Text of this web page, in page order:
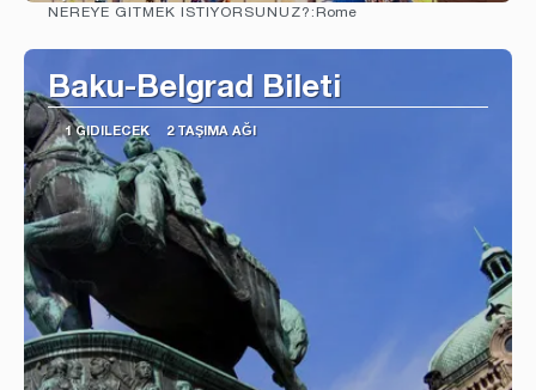
NEREYE GITMEK ISTIYORSUNUZ?: Rome
Baku-Belgrad Bileti
1 GIDILECEK 2 TAŞIMA AĞI